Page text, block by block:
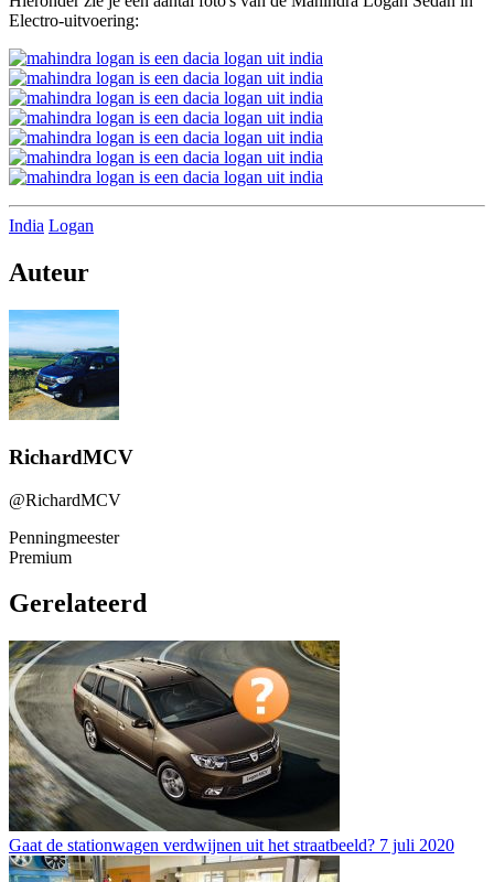
Electro-uitvoering:
India Logan
Auteur
RichardMCV
@RichardMCV
Penningmeester
Premium
Gerelateerd
Gaat de stationwagen verdwijnen uit het straatbeeld? 7 juli 2020